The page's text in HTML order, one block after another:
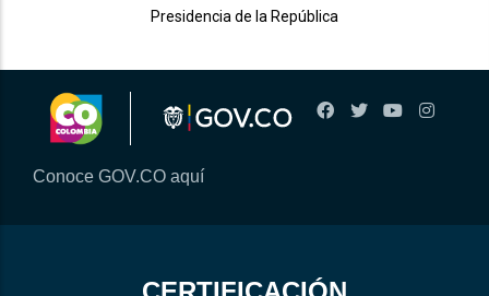
Presidencia de la República
Conoce GOV.CO aquí